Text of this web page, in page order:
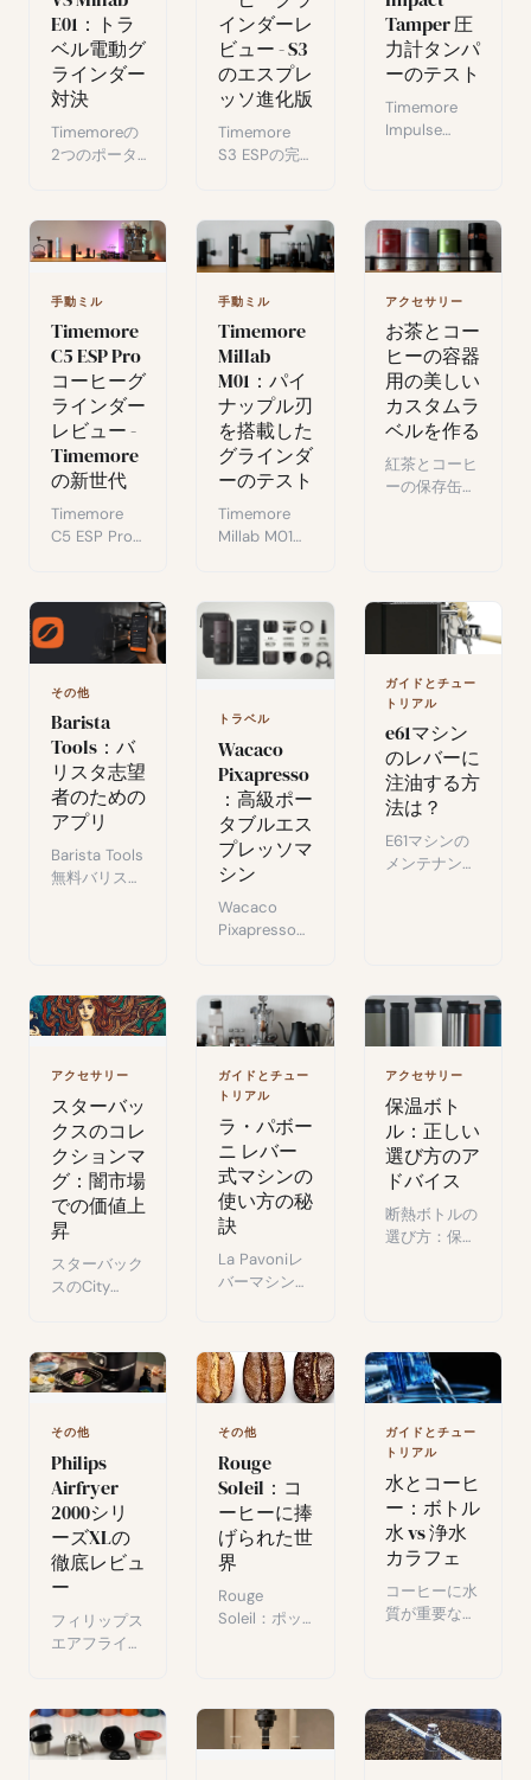
とエスプレッ
ソ用の専用グ
ラインダーに
匹敵できるの
か？
テスト。
E01：トラ
ベル電動グ
ラインダー
対決
Timemoreの
2つのポータ
全比較。
Whirly 01sか
Millab E01
か？その違
い、性能、使
用場面を詳し
く解説しま
す。
インダーレ
ビュー - S3
のエスプレ
ッソ進化版
Timemore
S3 ESPの完
い。S3の欠
点を改善した
エスプレッソ
専用の新しい
グラインダ
ー。卓越した
エスプレッソ
のための精
度、デザイ
ン、パフォー
マンス。
Tamper 圧
力計タンパ
ーのテスト
Timemore
Impulse
スト：MHW
3Bomberと
Normcore
較、フラット
vsリップルベ
ース評価。
手動ミル
Timemore
C5 ESP Pro
コーヒーグ
ラインダー
レビュー -
Timemore
の新世代
Timemore
C5 ESP Pro
さい。42mm
刃と超精密調
整機能を備え
動グラインダ
ー。エスプレ
ッソとフィル
ターコーヒー
に最適です。
手動ミル
Timemore
Millab
M01：パイ
ナップル刃
を搭載した
グラインダ
ーのテスト
Timemore
Millab M01の
ッソとフィル
ターでのパイ
ナップル刃の
パフォーマン
挽き品質、人
間工学、コス
トパフォーマ
ンス。日常使
用後の評価。
アクセサリー
お茶とコー
ヒーの容器
用の美しい
カスタムラ
ベルを作る
紅茶とコーヒ
ーの保存缶に
りラベリング
システムの作
その他
Barista
Tools：バ
リスタ志望
者のための
アプリ
Barista Tools
無料バリスタ
合分析で最適
な抽出をサポ
ート。
トラベル
Wacaco
Pixapresso
：高級ポー
タブルエス
プレッソマ
シン
Wacaco
Pixapressoの
味しいエスプ
レッソを楽し
めるコンパク
ベルエスプレ
ー。
ガイドとチュー
トリアル
e61マシン
のレバーに
注油する方
法は？
E61マシンの
メンテナンス
せない理由。
アクセサリー
スターバッ
クスのコレ
クションマ
グ：闇市場
での価値上
昇
スターバック
スのCity
少コレクター
ズアイテムに
なった経緯：
闇市場、人気
デザイン、価
値を生む要
因。
ガイドとチュー
トリアル
ラ・パボー
ニ レバー
式マシンの
使い方の秘
訣
La Pavoniレ
バーマシンで
る：加熱、圧
力、テクニッ
ク、設定の解
アクセサリー
保温ボト
ル：正しい
選び方のア
ドバイス
断熱ボトルの
選び方：保
ガイド。
その他
Philips
Airfryer
2000シリ
ーズXLの
徹底レビュ
ー
フィリップス
エアフライヤ
ト：油なしフ
ライ、脂肪最
大90%削減、
その他
Rouge
Soleil：コ
ーヒーに捧
げられた世
界
Rouge
Soleil：ポッ
世界、コーヒ
ー文化への完
全な没入体
ガイドとチュー
トリアル
水とコーヒ
ー：ボトル
水 vs 浄水
カラフェ
コーヒーに水
質が重要な理
スの浄水スキ
ャンダルの真